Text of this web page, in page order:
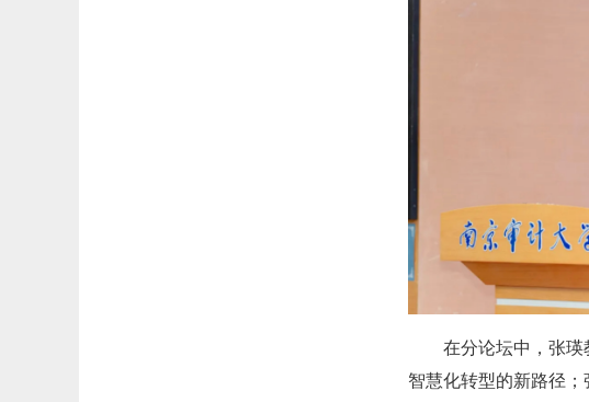
在分论坛中，张瑛
智慧化转型的新路径；